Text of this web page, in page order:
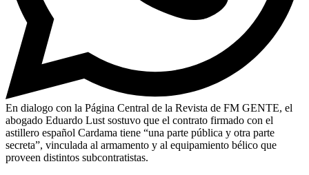
En dialogo con la Página Central de la Revista de FM GENTE, el
abogado Eduardo Lust sostuvo que el contrato firmado con el
astillero español Cardama tiene “una parte pública y otra parte
secreta”, vinculada al armamento y al equipamiento bélico que
proveen distintos subcontratistas.